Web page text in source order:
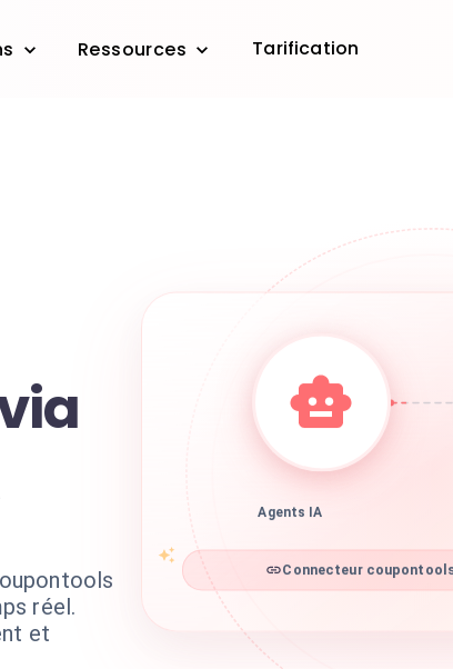
Ressources Tarification
réel.
et
Agents IA
Connecteur